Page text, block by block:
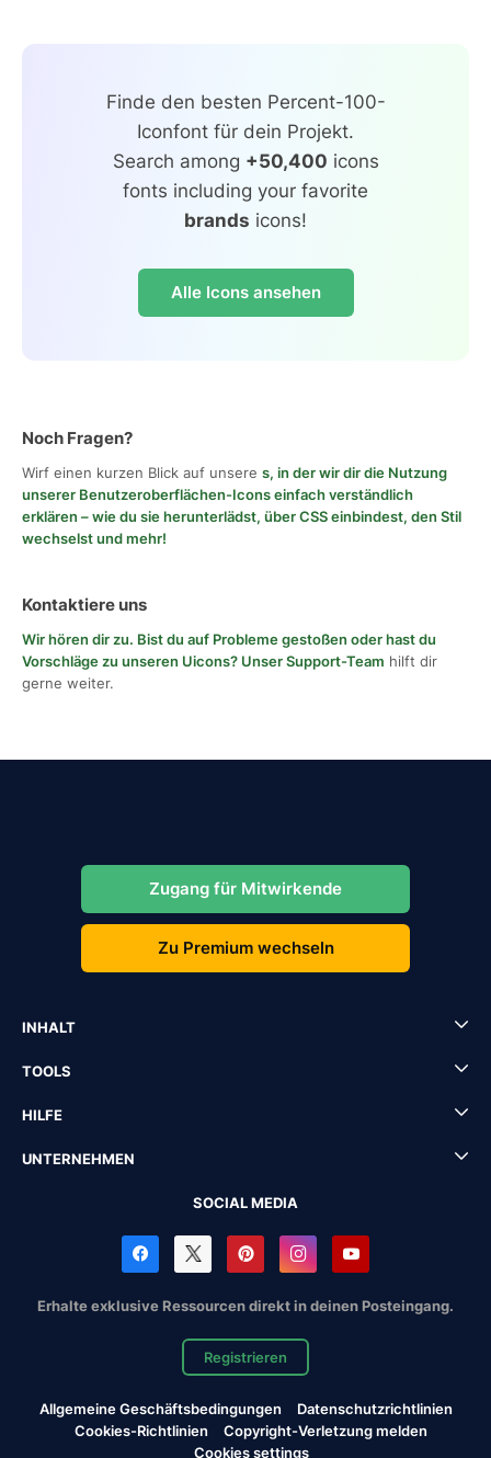
Finde den besten Percent-100-
Iconfont für dein Projekt.
Search among +50,400 icons
fonts including your favorite
brands icons!
Alle Icons ansehen
Noch Fragen?
Wirf einen kurzen Blick auf unsere s, in der wir dir die Nutzung
unserer Benutzeroberflächen-Icons einfach verständlich
erklären – wie du sie herunterlädst, über CSS einbindest, den Stil
wechselst und mehr!
Kontaktiere uns
Wir hören dir zu. Bist du auf Probleme gestoßen oder hast du
Vorschläge zu unseren Uicons? Unser Support-Team hilft dir
gerne weiter.
Zugang für Mitwirkende
Zu Premium wechseln
INHALT
TOOLS
HILFE
UNTERNEHMEN
SOCIAL MEDIA
Erhalte exklusive Ressourcen direkt in deinen Posteingang.
Registrieren
Allgemeine Geschäftsbedingungen
Datenschutzrichtlinien
Cookies-Richtlinien
Copyright-Verletzung melden
Cookies settings